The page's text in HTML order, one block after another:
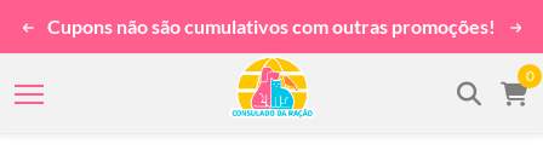
Cupons não são cumulativos com outras promoções!
0